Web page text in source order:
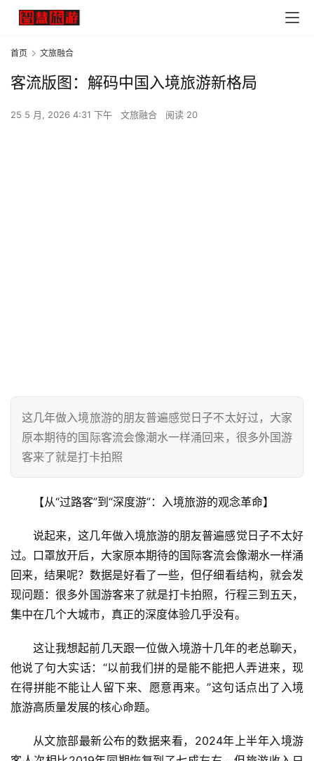
首页 文旅融合
客流版图：解码中国入境旅游新格局
25 5 月, 2026 4:31 下午 文旅融合 阅读 20
这几年做入境旅游的朋友普遍感觉日子不太好过，大家
原本期待的国际客流会像潮水一样涌回来，很多外国游
客来了就是打卡拍照
【从“过路客”到“深度游”：入境旅游的观念革命】
说起来，这几年做入境旅游的朋友普遍感觉日子不太好
过。口罩放开后，大家原本期待的国际客流会像潮水一样涌
回来，结果呢？数据是好看了一些，但仔细看结构，就会发
现问题：很多外国游客来了就是打卡拍照，行程三到五天，
集中在几个大城市，真正的深度体验几乎没有。
这让我想起前几天跟一位做入境游十几年的老总聊天，
他说了句大实话：“以前我们拼的是能不能把人弄进来，现
在得拼能不能让人留下来、愿意再来。”这句话点出了入境
旅游高质量发展的核心命题。
从文旅部最新公布的数据来看，2024年上半年入境游